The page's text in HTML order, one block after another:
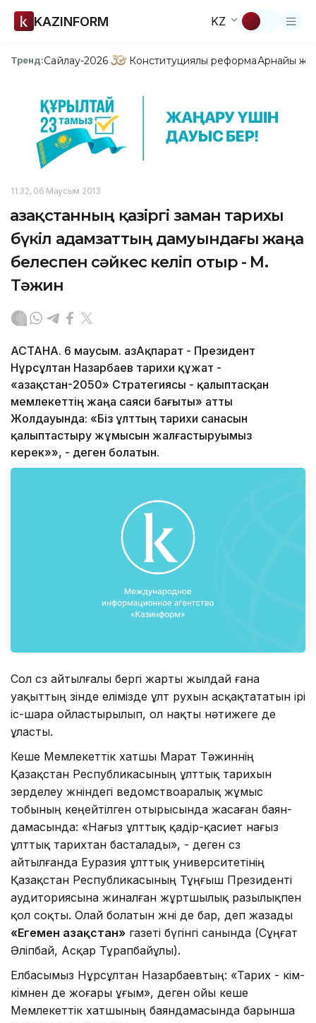
KAZINFORM KZ
Тренд:Сайлау-2026 Конституциялық реформаАрнайы
11:32, 06 Маусым 2013
Қазақ­станның қазіргі заман тарихы
бүкіл адамзаттың дамуындағы жаңа
белеспен сәйкес келіп отыр - М.
Тәжин
АСТАНА. 6 маусым. ҚазАқпарат - Президент
Нұрсұлтан Назарбаев тарихи құжат -
«Қазақстан-2050» Стратегиясы - қалыптасқан
мемлекеттің жаңа саяси бағыты» атты
Жолдауында: «Біз ұлттың тарихи санасын
қалыптастыру жұмысын жалғастыруымыз
керек»», - деген болатын.
Сол сөз айтылғалы бергі жарты жылдай ғана
уақыттың өзін­де елімізде ұлт рухын асқақтататын ірі
іс-шара ойлас­тыры­лып, ол нақты нәтижеге де
ұласты.
Кеше Мемлекеттік хатшы Марат Тә­жин­нің
Қазақстан Республикасының ұлттық тарихын
зерделеу жөніндегі ведомствоаралық жұмыс
тобының кеңейтілген отырысында жасаған баян­
дамасында: «Нағыз ұлттық қадір-қасиет нағыз
ұлттық тарихтан бас­талады», - деген сөз
айтылғанда Еуразия ұлттық университетінің
Қазақстан Республикасының Тұңғыш Президенті
аудиториясына жиналған жұртшылық разылықпен
қол соқты. Олай болатын жөні де бар, деп жазады
«Егемен Қазақстан» газеті бүгінгі санында (Сұңғат
Әліпбай, Асқар Тұрапбайұлы).
Елбасымыз Нұрсұлтан Назар­баев­тың: «Тарих - кім-
кімнен де жоғары ұғым», деген ойы кеше
Мемлекеттік хат­шының баяндамасында барынша